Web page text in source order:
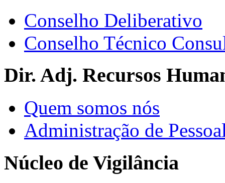
Conselho Deliberativo
Conselho Técnico
Dir. Adj. Recursos
Quem somos nós
Administração de
Núcleo de Vigilância